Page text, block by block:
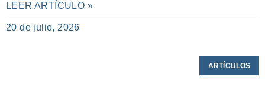
LEER ARTÍCULO »
20 de julio, 2026
ARTÍCULOS